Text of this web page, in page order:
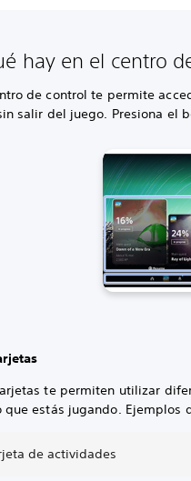
hay en el centro
de control te permite
salir del juego. Presiona el
te permiten utilizar
que estás jugando. Ejemplos
de actividades